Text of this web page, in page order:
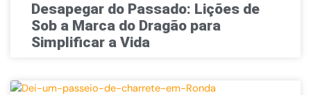
Desapegar do Passado: Lições de
Sob a Marca do Dragão para
Simplificar a Vida